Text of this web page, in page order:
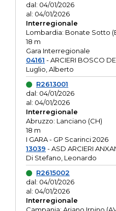
dal: 04/01/2026
al: 04/01/2026
Interregionale
Lombardia: Bonate Sotto
18 m
Gara Interregionale
04161 - ARCIERI BOSCO
Luglio, Alberto
R2613001
dal: 04/01/2026
al: 04/01/2026
Interregionale
Abruzzo: Lanciano (CH)
18 m
I GARA - GP Scarinci 2026
13039 - ASD ARCIERI
Di Stefano, Leonardo
R2615002
dal: 04/01/2026
al: 04/01/2026
Interregionale